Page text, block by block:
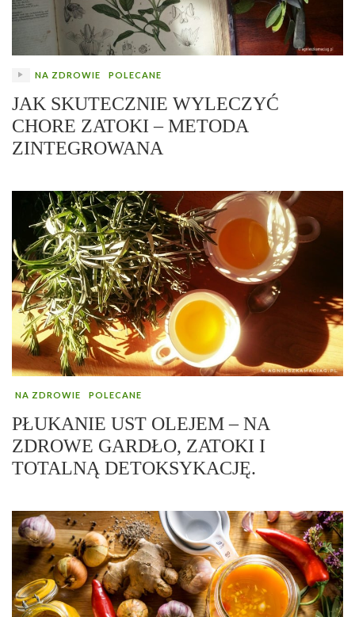
NA ZDROWIE POLECANE
JAK SKUTECZNIE WYLECZYĆ
CHORE ZATOKI – METODA
ZINTEGROWANA
NA ZDROWIE POLECANE
PŁUKANIE UST OLEJEM – NA
ZDROWE GARDŁO, ZATOKI I
TOTALNĄ DETOKSYKACJĘ.